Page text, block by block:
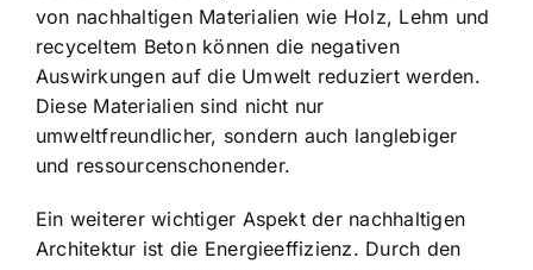
von nachhaltigen Materialien wie Holz, Lehm und
recyceltem Beton können die negativen
Auswirkungen auf die Umwelt reduziert werden.
Diese Materialien sind nicht nur
umweltfreundlicher, sondern auch langlebiger
und ressourcenschonender.
Ein weiterer wichtiger Aspekt der nachhaltigen
Architektur ist die Energieeffizienz. Durch den